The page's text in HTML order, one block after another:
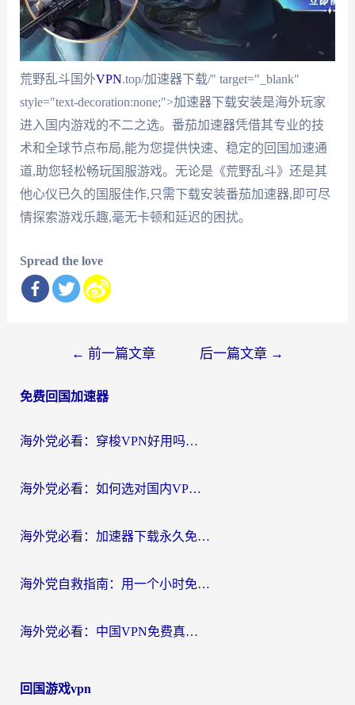
荒野乱斗国外VPN.top/加速器下载/" target="_blank"
style="text-decoration:none;">加速器下载安装是海外玩家
进入国内游戏的不二之选。番茄加速器凭借其专业的技
术和全球节点布局,能为您提供快速、稳定的回国加速通
道,助您轻松畅玩国服游戏。无论是《荒野乱斗》还是其
他心仪已久的国服佳作,只需下载安装番茄加速器,即可尽
情探索游戏乐趣,毫无卡顿和延迟的困扰。
Spread the love
导
← 前一篇文章 后一篇文章 →
免费回国加速器
海外党必看：穿梭VPN好用吗？和云帆VPN对比哪个回国效果更好？附真实测评+避坑指南
海外党必看：如何选对国内VPN，实现无缝访问国内资源？
海外党必看：加速器下载永久免费版真的存在吗？教你无缝访问国内资源的正确姿势
海外党自救指南：用一个小时免费加速器，轻松打破国内资源访问壁垒？
海外党必看：中国VPN免费真的靠谱吗？手把手教你选对回国加速器
回国游戏vpn